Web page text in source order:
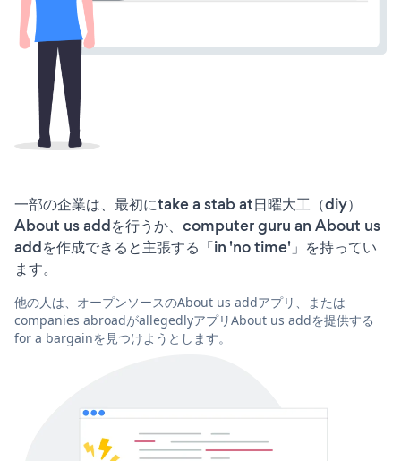
一部の企業は、最初にtake a stab at日曜大工（diy）
About us addを行うか、computer guru an About us
addを作成できると主張する「in 'no time'」を持ってい
ます。
他の人は、オープンソースのAbout us addアプリ、または
companies abroadがallegedlyアプリAbout us addを提供する
for a bargainを見つけようとします。